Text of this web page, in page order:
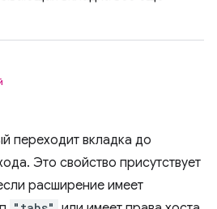
переходит вкладка до
Это свойство присутствует
расширение имеет